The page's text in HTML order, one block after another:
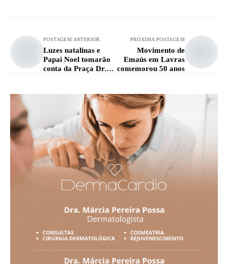
POSTAGEM ANTERIOR
Luzes natalinas e
Papai Noel tomarão
conta da Praça Dr.
PRÓXIMA POSTAGEM
Movimento de
Emaús em Lavras
comemorou 50 anos